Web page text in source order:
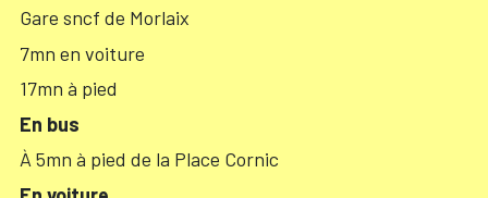
Gare sncf de Morlaix
7mn en voiture
17mn à pied
En bus
À 5mn à pied de la Place Cornic